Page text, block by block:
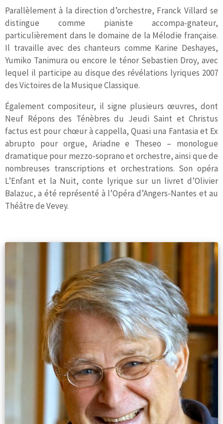
Parallèlement à la direction d’orchestre, Franck Villard se
distingue comme pianiste accompa-gnateur,
particulièrement dans le domaine de la Mélodie française.
Il travaille avec des chanteurs comme Karine Deshayes,
Yumiko Tanimura ou encore le ténor Sebastien Droy, avec
lequel il participe au disque des révélations lyriques 2007
des Victoires de la Musique Classique.
Également compositeur, il signe plusieurs œuvres, dont
Neuf Répons des Ténèbres du Jeudi Saint et Christus
factus est pour chœur à cappella, Quasi una Fantasia et Ex
abrupto pour orgue, Ariadne e Theseo – monologue
dramatique pour mezzo-soprano et orchestre, ainsi que de
nombreuses transcriptions et orchestrations. Son opéra
L’Enfant et la Nuit, conte lyrique sur un livret d’Olivier
Balazuc, a été représenté à l’Opéra d’Angers-Nantes et au
Théâtre de Vevey.